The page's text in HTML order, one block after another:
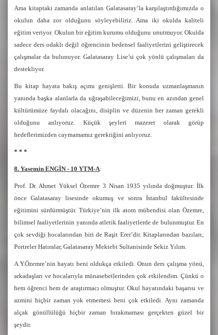
Ama kitaptaki zamanda anlatılan Galatasaray’la karşılaştırdığımızda o
okulun daha zor olduğunu söyleyebiliriz. Ama iki okulda kaliteli
eğitim veriyor. Okulun bir eğitim kurumu olduğunu unutmuyor. Okulda
sadece ders odaklı değil öğrencinin bedensel faaliyetlerini geliştirecek
çalışmalar da bulunuyor. Galatasaray Lise’si çok yönlü çalışmaları da
destekliyor.
Bu kitap hayata bakış açımı genişletti. Bir konuda uzmanlaşmanın
yanında başka alanlarla da uğraşabileceğimizi, bunu en azından genel
kültürümüze faydalı olacağını, disiplin ve düzenin her zaman gerekli
olduğunu anlıyoruz. Küçük şeyleri mazeret olarak görüp
hedeflerimizden caymamamız gerektiğini anlıyoruz.
* * *
8. Yasemin ENGİN - 10 YTM-A:
Prof. Dr. Ahmet Yüksel Özemre 3 Nisan 1935 yılında doğmuştur. İlk
önce Galatasaray lisesinde okumuş ve sonra İstanbul fakültesinde
eğitimini sürdürmüştür. Türkiye’nin ilk atom mühendisi olan Özemre,
bilimsel faaliyetlerinin yanında atletik faaliyetlerde de bulunmuştur. En
çok sevdiği hocalarından biri de Raşit Erer’dir. Kitaplarından bazıları;
Portreler Hatıralar, Galatasaray Mektebi Sultanisinde Sekiz Yılım.
A.Y.Özemre’nin hayatı beni oldukça etkiledi. Onun ders çalışma yönü,
arkadaşları ve hocalarıyla münasebetlerinden çok etkilendim. Çünkü o
hem öğrenci hem de araştırmacı olmuştur. Okul hayatındaki başarısı ve
azmini hiçbir zaman yok etmemesi beni çok etkiledi. Aynı zamanda
alçak gönüllülüğü hiçbir zaman bırakmaması gerçekten güzel bir
şeydir.